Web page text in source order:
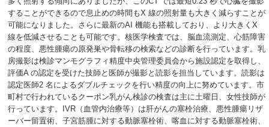
することができるので息止めの時間もX 線の照射量も大きく減らすことが
可能になりました。さらに最新のAI 機能も搭載しており、より大きく X
線を低減させることも可能です。核医学検査では、脳血流測定、心筋障害
の程度、悪性腫瘍の原発巣や骨転移の検索などの診断を行っています。乳
房撮影は検診マンモグラフィ精度中央管理委員会から施設認定を取得し、
評価A の認定を受けた技師と医師が撮影と読影を担当しています。読影は
認定医師2 名によるダブルチェックを行い精度の向上に努めています。市
町村で行われているクーポン乳がん検診の検査は主に土曜日、女性技師が
行っています。
IVR （血管内治療等）は肝がんの塞栓治療、悪性腫瘍リザ
ーバー留置術、子宮筋腫に対する動脈塞栓術、喀血に対する動脈塞栓術、